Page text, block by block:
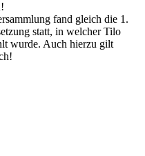
fand gleich die 1.
statt, in welcher Tilo
wurde. Auch hierzu gilt